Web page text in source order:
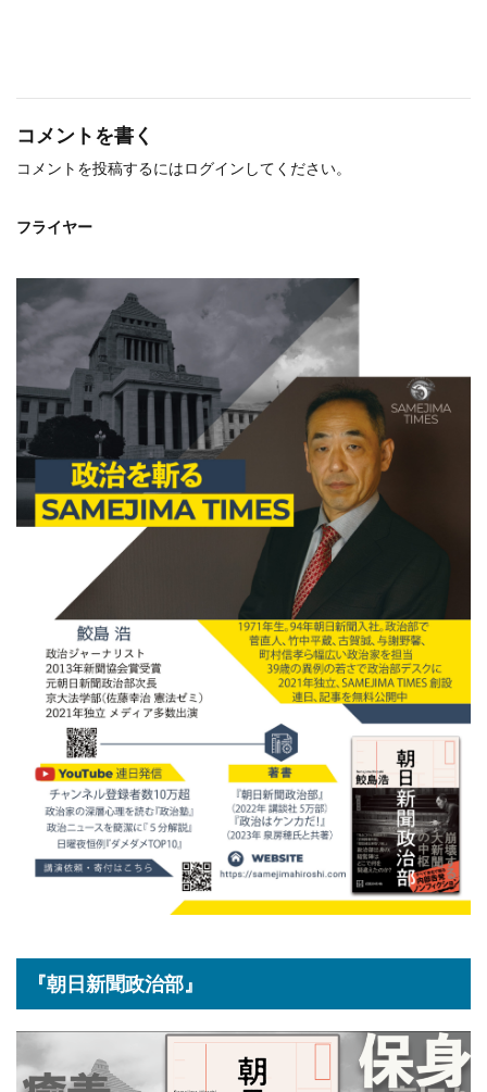
コメントを書く
コメントを投稿するにはログイン してください。
フライヤー
『朝日新聞政治部』